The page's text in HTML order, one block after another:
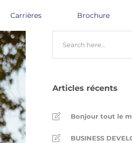
Carrières Brochure
Articles récents
Bonjour tout le
BUSINESS